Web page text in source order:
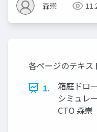
森崇
各ページのテキス
1.
箱庭ドロ
シミュレ
CTO 森崇